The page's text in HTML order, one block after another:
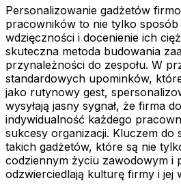
Personalizowanie gadżetów
pracowników to nie tylko sposób
wdzięczności i docenienie ich
skuteczna metoda budowania
przynależności do zespołu. W
standardowych upominków,
jako rutynowy gest,
wysyłają jasny sygnał, że firma
indywidualność każdego
sukcesy organizacji. Kluczem do
takich gadżetów, które są nie
codziennym życiu zawodowym i
odzwierciedlają kulturę firmy i jej